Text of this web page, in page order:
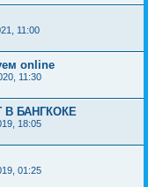
11:00
online
11:30
В БАНГКОКЕ
18:05
01:25